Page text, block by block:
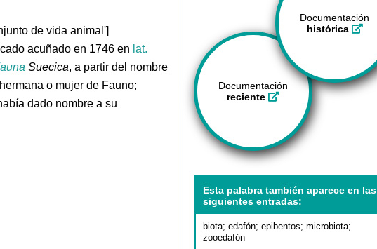
de vida animal']
acuñado en 1746 en lat.
Suecica, a partir del nombre
o mujer de Fauno;
dado nombre a su
Documentación
histórica
Documentación
reciente
Esta palabra también aparece en las
siguientes entradas:
biota; edafón; epibentos; microbiota;
zooedafón